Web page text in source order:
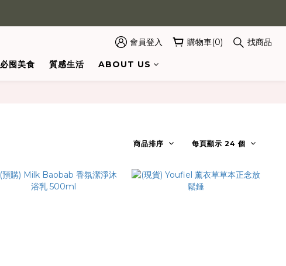
會員登入 購物車(0) 找商品
必囤美食 質感生活 ABOUT US
商品排序 每頁顯示 24 個